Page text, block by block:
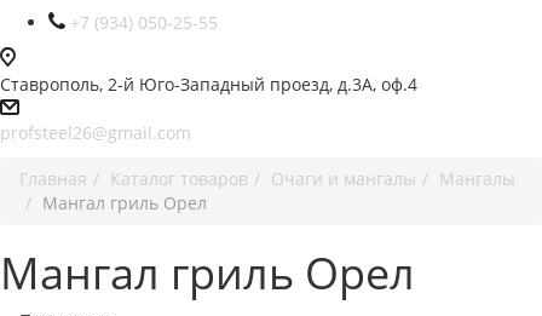
+7 (934) 050-25-55
Ставрополь, 2-й Юго-Западный проезд, д.3А, оф.4
profsteel26@gmail.com
Главная
Каталог товаров Очаги и мангалы
Мангалы
Мангал гриль Орел
Мангал гриль Орел